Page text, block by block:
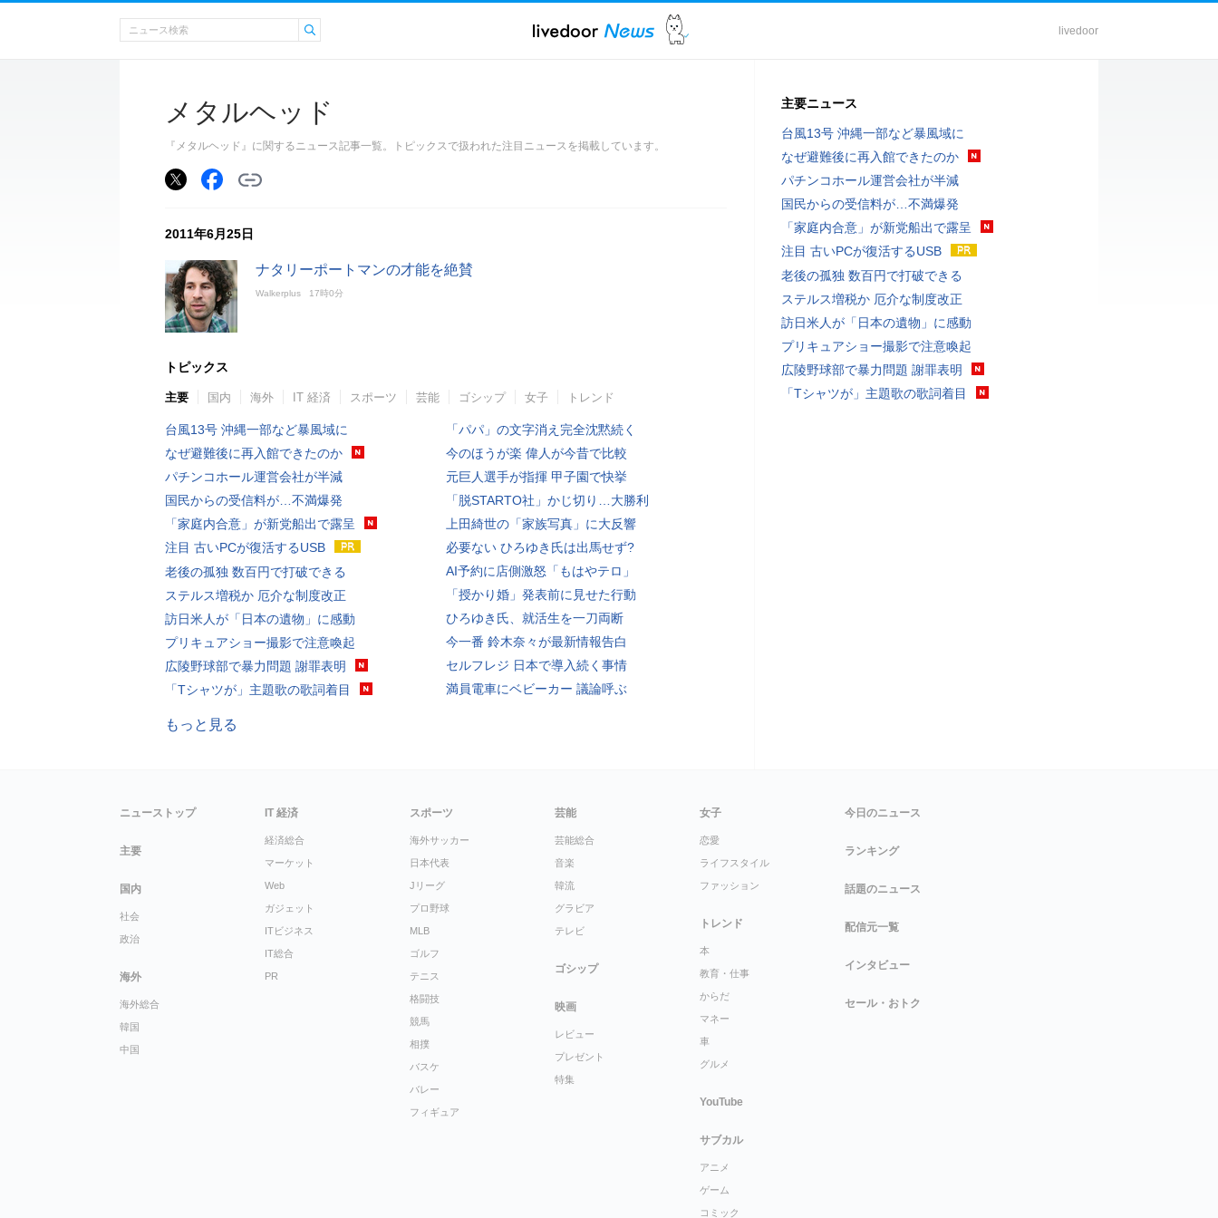
livedoor
メタルヘッド
『メタルヘッド』に関するニュース記事一覧。トピックスで扱われた注目ニュースを掲載しています。
2011年6月25日
ナタリーポートマンの才能を絶賛
Walkerplus 17時0分
トピックス
主要 国内 海外 IT 経済 スポーツ 芸能 ゴシップ 女子 トレンド
台風13号 沖縄一部など暴風域に
なぜ避難後に再入館できたのか
パチンコホール運営会社が半減
国民からの受信料が…不満爆発
「家庭内合意」が新党船出で露呈
注目 古いPCが復活するUSB
老後の孤独 数百円で打破できる
ステルス増税か 厄介な制度改正
訪日米人が「日本の遺物」に感動
プリキュアショー撮影で注意喚起
広陵野球部で暴力問題 謝罪表明
「Tシャツが」主題歌の歌詞着目
「パパ」の文字消え完全沈黙続く
今のほうが楽 偉人が今昔で比較
元巨人選手が指揮 甲子園で快挙
「脱STARTO社」かじ切り…大勝利
上田綺世の「家族写真」に大反響
必要ない ひろゆき氏は出馬せず?
AI予約に店側激怒「もはやテロ」
「授かり婚」発表前に見せた行動
ひろゆき氏、就活生を一刀両断
今一番 鈴木奈々が最新情報告白
セルフレジ 日本で導入続く事情
満員電車にベビーカー 議論呼ぶ
もっと見る
主要ニュース
台風13号 沖縄一部など暴風域に
なぜ避難後に再入館できたのか
パチンコホール運営会社が半減
国民からの受信料が…不満爆発
「家庭内合意」が新党船出で露呈
注目 古いPCが復活するUSB
老後の孤独 数百円で打破できる
ステルス増税か 厄介な制度改正
訪日米人が「日本の遺物」に感動
プリキュアショー撮影で注意喚起
広陵野球部で暴力問題 謝罪表明
「Tシャツが」主題歌の歌詞着目
ニューストップ
主要
国内
社会
政治
海外
海外総合
韓国
中国
IT 経済
経済総合
マーケット
Web
ガジェット
ITビジネス
IT総合
PR
スポーツ
海外サッカー
日本代表
Jリーグ
プロ野球
MLB
ゴルフ
テニス
格闘技
競馬
相撲
バスケ
バレー
フィギュア
芸能
芸能総合
音楽
韓流
グラビア
テレビ
ゴシップ
映画
レビュー
プレゼント
特集
女子
恋愛
ライフスタイル
ファッション
トレンド
本
教育・仕事
からだ
マネー
車
グルメ
YouTube
サブカル
アニメ
ゲーム
コミック
今日のニュース
ランキング
話題のニュース
配信元一覧
インタビュー
セール・おトク